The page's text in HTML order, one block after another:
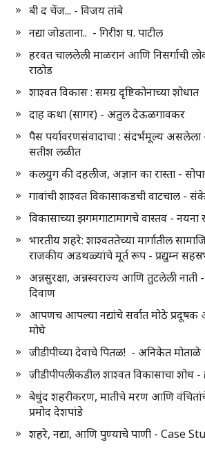
बी द चेंज... - विजय तांबे
नद्या जोडताना.. - गिरीश घ. पाटील
हरवत चाललेली माळरानं आणि निसर्गाची
राठोड
शाश्वत विकास : समग्र दृष्टिकोनाच्या
दाह कथा (सागर) - अतुल देऊळगावकर
पैस पर्यावरणसंवादाचा : संदर्भमूल्य
सतीश लळीत
कलयुग की दहलीज, अज्ञान का रास्ता -
गावांची शाश्वत विकासाकडची वाटचाल -
विकासाच्या झगमगाटामागचे वास्तव - नयना
भारतीय शहरे: शाश्वततेच्या मार्गातील
राजकीय अडथळ्यांचे मूर्त रूप - प्रद्युम्न
अन्नसुरक्षा, अन्नस्वराज्य आणि तुटलेली नाती
दिवाण
आपणच आपल्या नद्यांचे सर्वात मोठे प्रदूषक
मोघे
जीडीपीच्या देवाचे पितळ! - अनिकेत मोताळे
जीडीपीपलीकडील शाश्वत विकासाचा शोध -
बेधुंद शहरीकरण, मातीचे मरण आणि
प्रमोद देशपांडे
शहरे, नद्या, आणि पुण्याचे पाणी - Case